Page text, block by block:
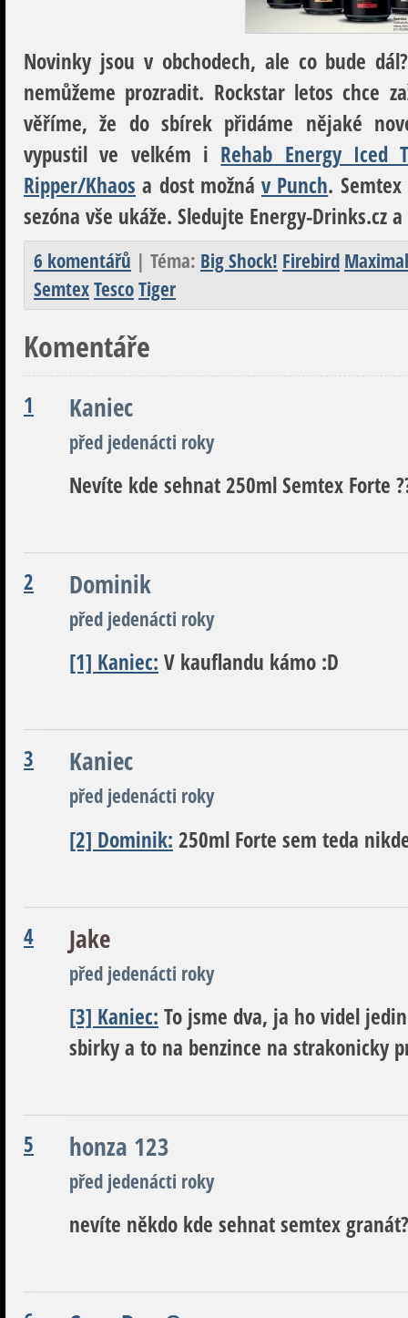
Novinky jsou v obchodech, ale co bude
nemůžeme prozradit. Rockstarletos chce
věříme, že do sbírek přidáme nějaké
vypustil ve velkém i Rehab Energy Iced
Ripper/Khaos a dost možná v Punch.
sezóna vše ukáže. Sledujte Energy-Drinks.cz
6 komentářů | Téma: Big Shock! Firebird
SemtexTescoTiger
Komentáře
1 Kaniec
před jedenácti roky
Nevíte kde sehnat 250ml Semtex Forte
2 Dominik
před jedenácti roky
[1] Kaniec: V kauflandu kámo :D
3 Kaniec
před jedenácti roky
[2] Dominik: 250ml Forte sem teda
4 Jake
před jedenácti roky
[3] Kaniec: To jsme dva, ja ho videl
sbirky a to na benzince na strakonicky
5 honza 123
před jedenácti roky
nevíte někdo kde sehnat semtex